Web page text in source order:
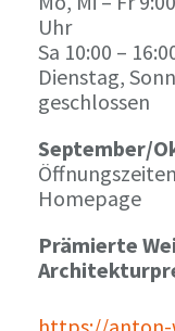
Uhr
Sa 10:00 –
Dienstag,
geschlossen
September/
Homepage
Prämierte